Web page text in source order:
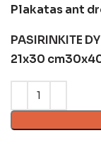
Plakatas ant
PASIRINKITE
21x30 cm